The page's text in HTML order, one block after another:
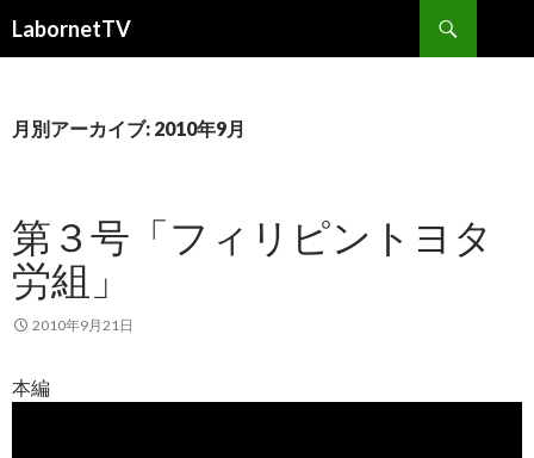
LabornetTV
索
ン
動
月別アーカイブ: 2010年9月
第３号「フィリピントヨタ
労組」
2010年9月21日
本編